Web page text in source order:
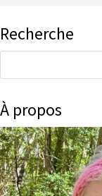
Recherche
À propos